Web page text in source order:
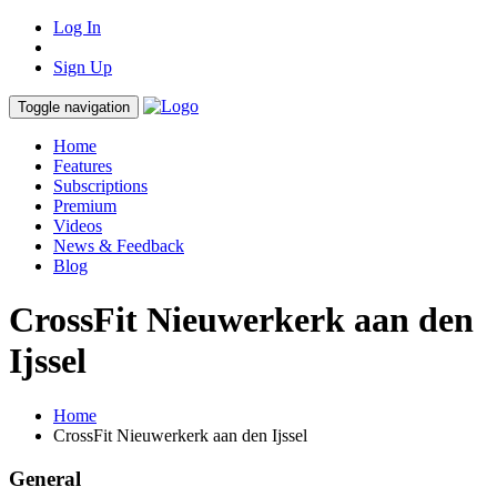
Log In
Sign Up
Toggle navigation
Home
Features
Subscriptions
Premium
Videos
News & Feedback
Blog
CrossFit Nieuwerkerk aan den
Ijssel
Home
CrossFit Nieuwerkerk aan den Ijssel
General